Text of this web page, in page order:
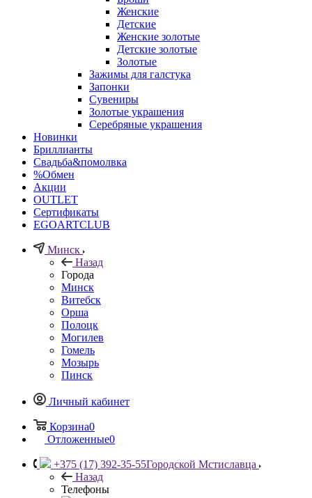
Женские
Детские
Женские золотые
Детские золотые
Золотые
Зажимы для галстука
Запонки
Сувениры
Золотые украшения
Серебряные украшения
Новинки
Бриллианты
Свадьба&помолвка
%Обмен
Акции
OUTLET
Сертификаты
EGOARTCLUB
Минск
Назад
Города
Минск
Витебск
Орша
Полоцк
Могилев
Гомель
Мозырь
Пинск
Личный кабинет
Корзина0
Отложенные0
+375 (17) 392-35-55Городской Мстиславца
Назад
Телефоны